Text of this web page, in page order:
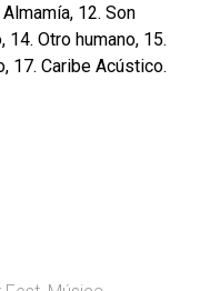
12. Son
14. Otro humano, 15.
17. Caribe Acústico.